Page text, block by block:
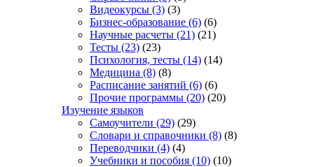
Видеокурсы (3) (3)
Бизнес-образование (6) (6)
Научные расчеты (21) (21)
Тесты (23) (23)
Психология, тесты (14) (14)
Медицина (8) (8)
Расписание занятий (6) (6)
Прочие программы (20) (20)
Изучение языков
Самоучители (29) (29)
Словари и справочники (8) (8)
Переводчики (4) (4)
Учебники и пособия (10) (10)